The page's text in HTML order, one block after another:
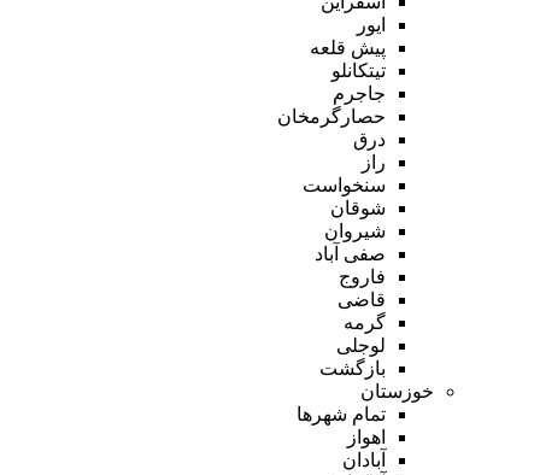
ایور
پیش قلعه
تیتکانلو
جاجرم
حصارگرمخان
درق
راز
سنخواست
شوقان
شیروان
صفی آباد
فاروج
قاضی
گرمه
لوجلی
بازگشت
خوزستان
تمام شهر‌ها
اهواز
آبادان